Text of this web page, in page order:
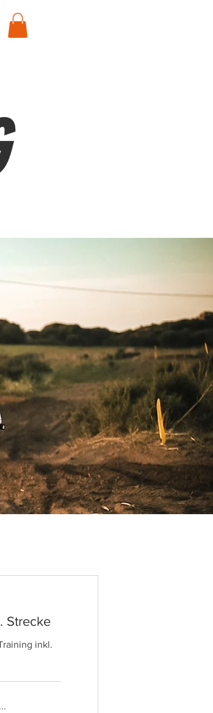
Strecke
inkl.